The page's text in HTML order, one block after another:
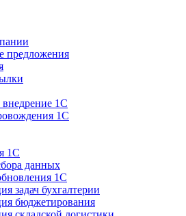
предложения
1С
1С
1С
данных
1С
задач бухгалтерии
бюджетирования